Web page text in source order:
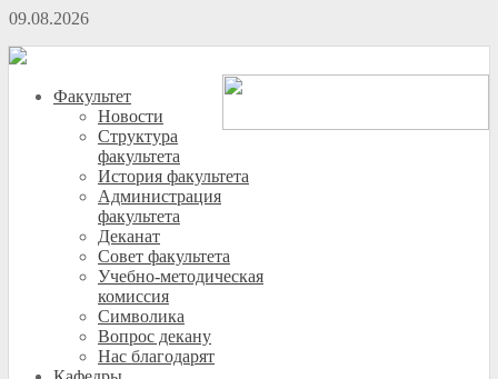
09.08.2026
Факультет
Новости
Структура
факультета
История факультета
Администрация
факультета
Деканат
Совет факультета
Учебно-методическая
комиссия
Символика
Вопрос декану
Нас благодарят